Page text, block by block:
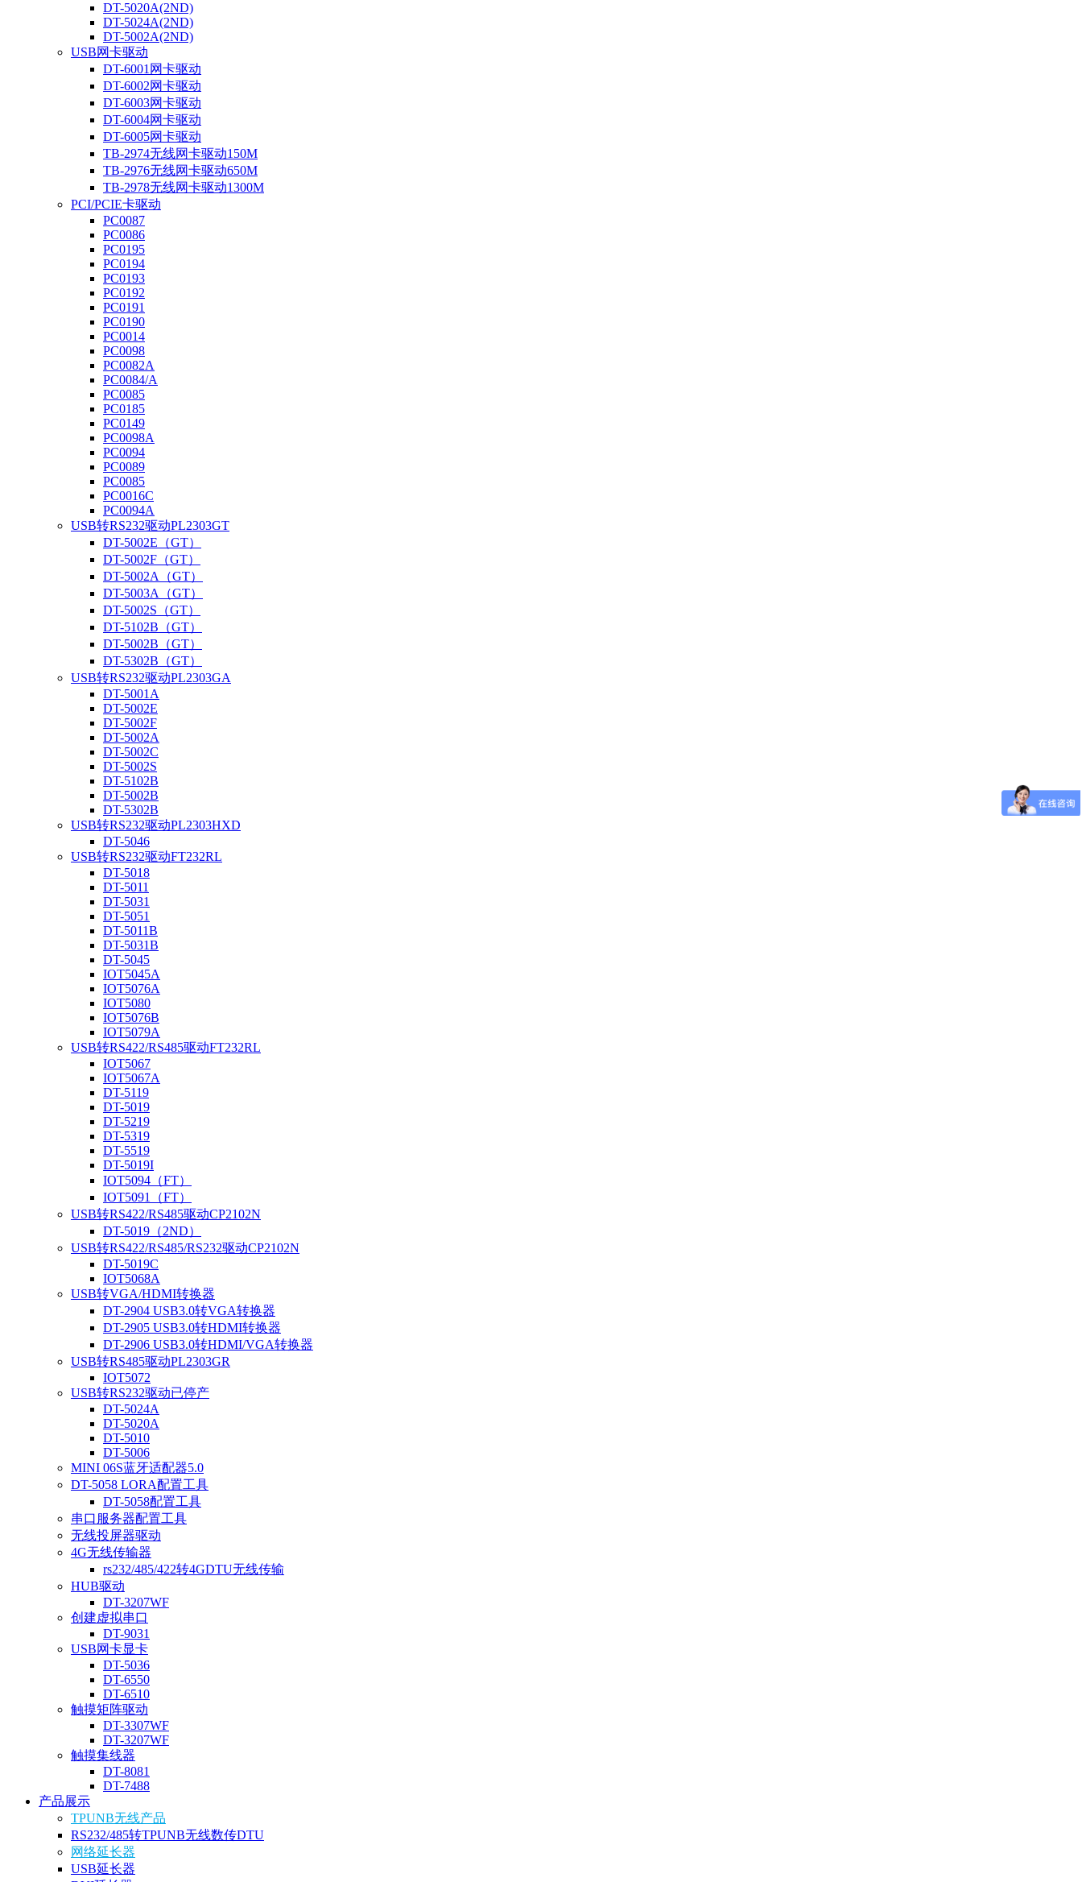
DT-5020A(2ND)
DT-5024A(2ND)
DT-5002A(2ND)
USB网卡驱动
DT-6001网卡驱动
DT-6002网卡驱动
DT-6003网卡驱动
DT-6004网卡驱动
DT-6005网卡驱动
TB-2974无线网卡驱动150M
TB-2976无线网卡驱动650M
TB-2978无线网卡驱动1300M
PCI/PCIE卡驱动
PC0087
PC0086
PC0195
PC0194
PC0193
PC0192
PC0191
PC0190
PC0014
PC0098
PC0082A
PC0084/A
PC0085
PC0185
PC0149
PC0098A
PC0094
PC0089
PC0085
PC0016C
PC0094A
USB转RS232驱动PL2303GT
DT-5002E（GT）
DT-5002F（GT）
DT-5002A（GT）
DT-5003A（GT）
DT-5002S（GT）
DT-5102B（GT）
DT-5002B（GT）
DT-5302B（GT）
USB转RS232驱动PL2303GA
DT-5001A
DT-5002E
DT-5002F
DT-5002A
DT-5002C
DT-5002S
DT-5102B
DT-5002B
DT-5302B
USB转RS232驱动PL2303HXD
DT-5046
USB转RS232驱动FT232RL
DT-5018
DT-5011
DT-5031
DT-5051
DT-5011B
DT-5031B
DT-5045
IOT5045A
IOT5076A
IOT5080
IOT5076B
IOT5079A
USB转RS422/RS485驱动FT232RL
IOT5067
IOT5067A
DT-5119
DT-5019
DT-5219
DT-5319
DT-5519
DT-5019I
IOT5094（FT）
IOT5091（FT）
USB转RS422/RS485驱动CP2102N
DT-5019（2ND）
USB转RS422/RS485/RS232驱动CP2102N
DT-5019C
IOT5068A
USB转VGA/HDMI转换器
DT-2904 USB3.0转VGA转换器
DT-2905 USB3.0转HDMI转换器
DT-2906 USB3.0转HDMI/VGA转换器
USB转RS485驱动PL2303GR
IOT5072
USB转RS232驱动已停产
DT-5024A
DT-5020A
DT-5010
DT-5006
MINI 06S蓝牙适配器5.0
DT-5058 LORA配置工具
DT-5058配置工具
串口服务器配置工具
无线投屏器驱动
4G无线传输器
rs232/485/422转4GDTU无线传输
HUB驱动
DT-3207WF
创建虚拟串口
DT-9031
USB网卡显卡
DT-5036
DT-6550
DT-6510
触摸矩阵驱动
DT-3307WF
DT-3207WF
触摸集线器
DT-8081
DT-7488
产品展示
TPUNB无线产品
RS232/485转TPUNB无线数传DTU
网络延长器
USB延长器